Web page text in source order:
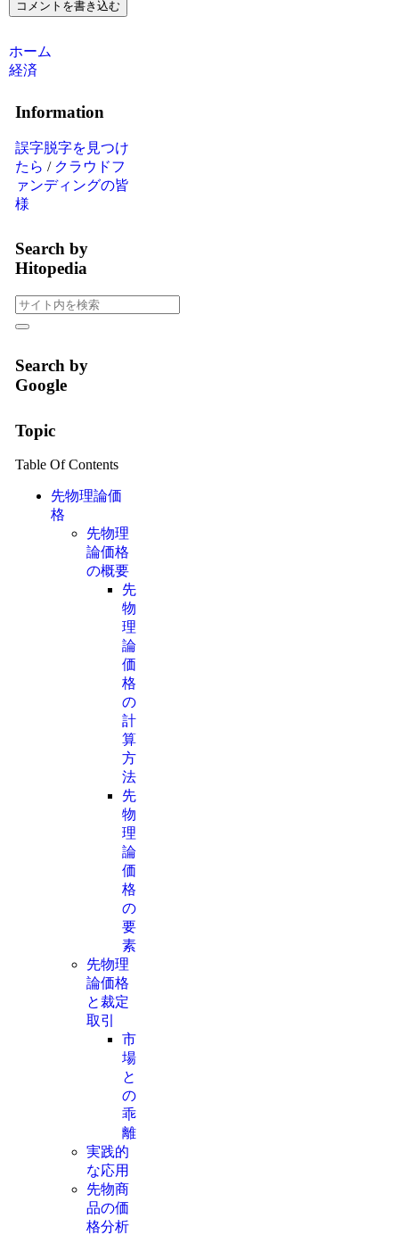
コメントを書き込む
ホーム
経済
Information
誤字脱字を見つけ
たら / クラウドフ
ァンディングの皆
様
Search by
Hitopedia
Search by
Google
Topic
Table Of Contents
先物理論価
格
先物理
論価格
の概要
先
物
理
論
価
格
の
計
算
方
法
先
物
理
論
価
格
の
要
素
先物理
論価格
と裁定
取引
市
場
と
の
乖
離
実践的
な応用
先物商
品の価
格分析